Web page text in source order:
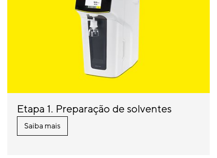
Etapa 1. Preparação de solventes
Saiba mais